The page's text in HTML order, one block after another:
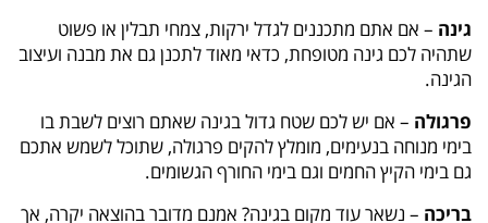
גינה – אם אתם מתכננים לגדל ירקות, צמחי תבלין או פשוט
שתהיה לכם גינה מטופחת, כדאי מאוד לתכנן גם את מבנה ועיצוב
הגינה.
פרגולה – אם יש לכם שטח גדול בגינה שאתם רוצים לשבת בו
בימי מנוחה בנעימים, מומלץ להקים פרגולה, שתוכל לשמש אתכם
גם בימי הקיץ החמים וגם בימי החורף הגשומים.
בריכה – נשאר עוד מקום בגינה? אמנם מדובר בהוצאה יקרה, אך